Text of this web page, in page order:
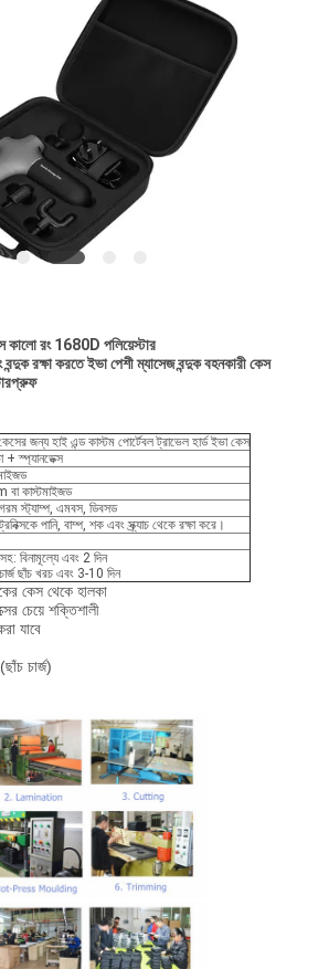
কালো রং 1680D পলিয়েস্টার
রক্ষা করতে ইভা পেশী ম্যাসেজ বন্দুক বহনকারী কেস
জন্য হাই এন্ড কাস্টম পোর্টেবল ট্রাভেল হার্ড ইভা কেস
স্প্যানডেক্স
কাস্টমাইজড
গরম স্ট্যাম্প, এমবস, ডিবসড
পানি, বাম্প, শক এবং স্ক্র্যাচ থেকে রক্ষা করে।
বিনামূল্যে এবং 2 দিন
ছাঁচ খরচ এবং 3-10 দিন
কেস থেকে হালকা
চেয়ে শক্তিশালী
যাবে
চার্জ)